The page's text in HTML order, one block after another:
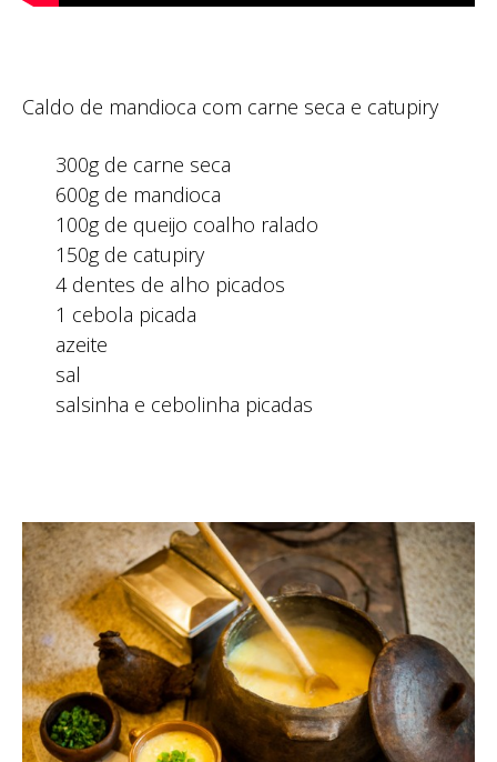
Caldo de mandioca com carne seca e catupiry
300g de carne seca
600g de mandioca
100g de queijo coalho ralado
150g de catupiry
4 dentes de alho picados
1 cebola picada
azeite
sal
salsinha e cebolinha picadas